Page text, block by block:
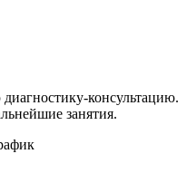
консультацию.
занятия.